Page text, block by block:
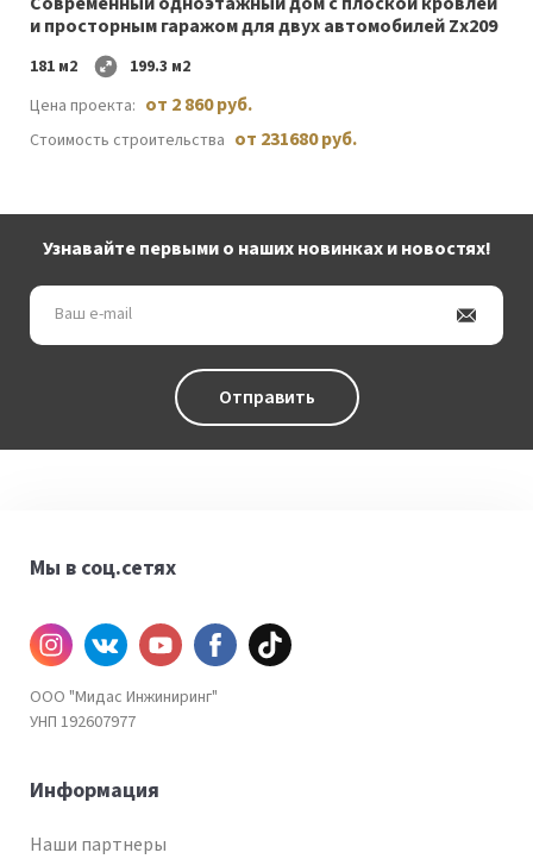
и просторным гаражом для двух автомобилей Zx209
181 м2
199.3 м2
Цена проекта: от 2 860 руб.
Стоимость строительства от 231680 руб.
Узнавайте первыми о наших новинках и новостях!
Ваш
mail
Отправить
Мы в соц.сетях
Инстаграм
ВКонтакте
YouTube
Facebook
TiKtok
ООО "Мидас Инжиниринг"
УНП 192607977
Информация
Наши партнеры